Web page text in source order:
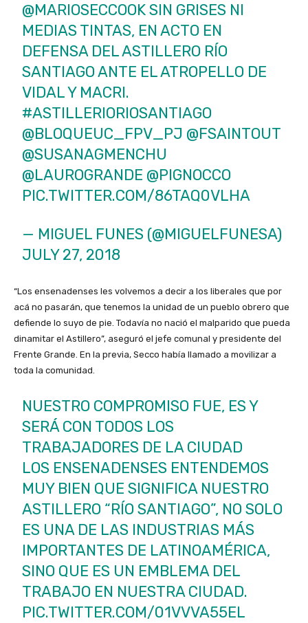
@MARIOSECCOOKSIN GRISES NI
MEDIAS TINTAS, EN ACTO EN
DEFENSA DEL ASTILLERO RÍO
SANTIAGO ANTE EL ATROPELLO DE
VIDAL Y MACRI.
#ASTILLERIORIOSANTIAGO
@BLOQUEUC_FPV_PJ @FSAINTOUT
@SUSANAGMENCHU
@LAUROGRANDE @PIGNOCCO
PIC.TWITTER.COM/86TAQ0VLHA
— MIGUEL FUNES (@MIGUELFUNESA)
JULY 27, 2018
“Los ensenadenses les volvemos a decir a los liberales que por
acá no pasarán, que tenemos la unidad de un pueblo obrero que
defiende lo suyo de pie. Todavía no nació el malparido que pueda
dinamitar el Astillero”, aseguró el jefe comunal y presidente del
Frente Grande. En la previa, Secco había llamado a movilizar a
toda la comunidad.
NUESTRO COMPROMISO FUE, ES Y
SERÁ CON TODOS LOS
TRABAJADORES DE LA CIUDAD
LOS ENSENADENSES ENTENDEMOS
MUY BIEN QUE SIGNIFICA NUESTRO
ASTILLERO “RÍO SANTIAGO”, NO SOLO
ES UNA DE LAS INDUSTRIAS MÁS
IMPORTANTES DE LATINOAMÉRICA,
SINO QUE ES UN EMBLEMA DEL
TRABAJO EN NUESTRA CIUDAD.
PIC.TWITTER.COM/01VVVA55EL